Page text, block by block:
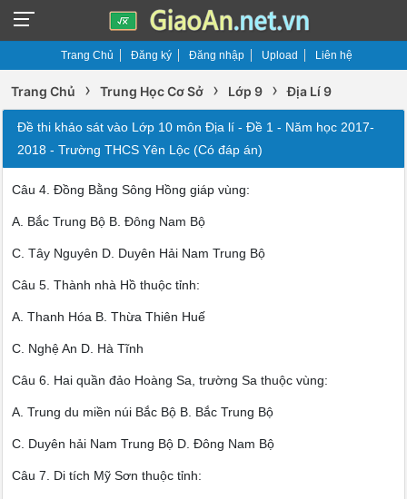
Trang Chủ Đăng ký Đăng nhập Upload Liên hệ
Trang Chủ › Trung Học Cơ Sở › Lớp 9 › Địa Lí 9
Đề thi khảo sát vào Lớp 10 môn Địa lí - Đề 1 - Năm học 2017-
2018 - Trường THCS Yên Lộc (Có đáp án)
Câu 4. Đồng Bằng Sông Hồng giáp vùng:
A. Bắc Trung Bộ B. Đông Nam Bộ
C. Tây Nguyên D. Duyên Hải Nam Trung Bộ
Câu 5. Thành nhà Hồ thuộc tỉnh:
A. Thanh Hóa B. Thừa Thiên Huế
C. Nghệ An D. Hà Tĩnh
Câu 6. Hai quần đảo Hoàng Sa, trường Sa thuộc vùng:
A. Trung du miền núi Bắc Bộ B. Bắc Trung Bộ
C. Duyên hải Nam Trung Bộ D. Đông Nam Bộ
Câu 7. Di tích Mỹ Sơn thuộc tỉnh: